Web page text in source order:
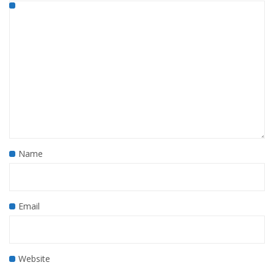
Name
Email
Website